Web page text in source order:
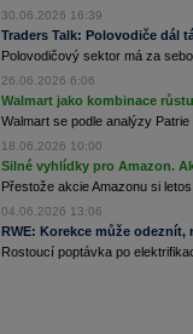
30.06.2026 16:39
Traders Talk: Polovodiče dál
Polovodičový sektor má za
26.06.2026 6:06
Walmart jako kombinace
Walmart se podle analýzy
18.06.2026 10:00
Silné vyhlídky pro Amazon.
Přestože akcie Amazonu si
04.06.2026 13:06
RWE: Korekce může
Rostoucí poptávka po